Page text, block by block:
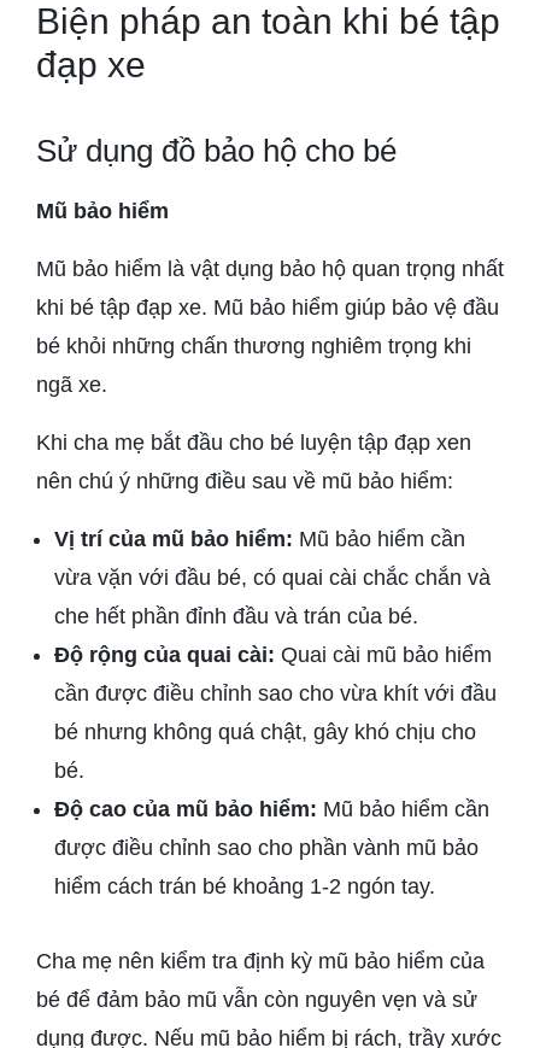
Biện pháp an toàn khi bé tập
đạp xe
Sử dụng đồ bảo hộ cho bé
Mũ bảo hiểm
Mũ bảo hiểm là vật dụng bảo hộ quan trọng nhất
khi bé tập đạp xe. Mũ bảo hiểm giúp bảo vệ đầu
bé khỏi những chấn thương nghiêm trọng khi
ngã xe.
Khi cha mẹ bắt đầu cho bé luyện tập đạp xen
nên chú ý những điều sau về mũ bảo hiểm:
Vị trí của mũ bảo hiểm: Mũ bảo hiểm cần
vừa vặn với đầu bé, có quai cài chắc chắn và
che hết phần đỉnh đầu và trán của bé.
Độ rộng của quai cài: Quai cài mũ bảo hiểm
cần được điều chỉnh sao cho vừa khít với đầu
bé nhưng không quá chật, gây khó chịu cho
bé.
Độ cao của mũ bảo hiểm: Mũ bảo hiểm cần
được điều chỉnh sao cho phần vành mũ bảo
hiểm cách trán bé khoảng 1-2 ngón tay.
Cha mẹ nên kiểm tra định kỳ mũ bảo hiểm của
bé để đảm bảo mũ vẫn còn nguyên vẹn và sử
dụng được. Nếu mũ bảo hiểm bị rách, trầy xước